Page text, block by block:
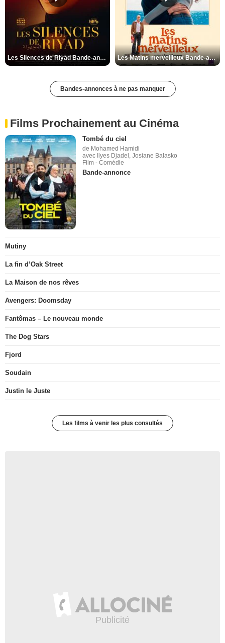
Les Silences de Riyad Bande-annonce VO STFR Les Matins merveilleux Bande-annonce VF
Bandes-annonces à ne pas manquer
Films Prochainement au Cinéma
Tombé du ciel
de Mohamed Hamidi
avec Ilyes Djadel, Josiane Balasko
Film - Comédie
Bande-annonce
Mutiny
La fin d’Oak Street
La Maison de nos rêves
Avengers: Doomsday
Fantômas – Le nouveau monde
The Dog Stars
Fjord
Soudain
Justin le Juste
Les films à venir les plus consultés